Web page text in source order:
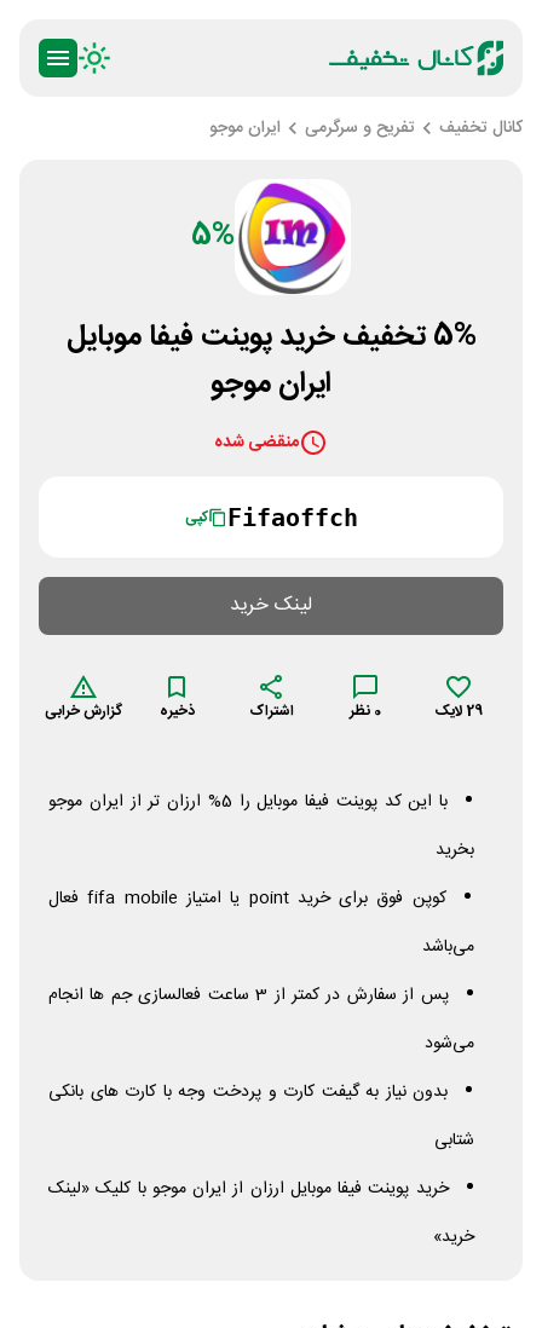
کانال تخفیف تفریح و سرگرمی ایران موجو
5%
5% تخفیف خرید پوینت فیفا موبایل
ایران موجو
منقضی شده
Fifaoffch کپی
لینک خرید
29 لایک 0 نظر اشتراک ذخیره گزارش خرابی
با این کد پوینت فیفا موبایل را 5% ارزان تر از ایران موجو
بخرید
کوپن فوق برای خریدpoint یا امتیاز fifa mobile
فعال
می‌باشد
پس از سفارش در کمتر از 3 ساعت فعالسازی جم ها انجام
‌می‌شود
بدون نیاز به گیفت کارت و پردخت وجه با کارت های بانکی
شتابی
خرید پوینت فیفا موبایل ارزان از ایران موجو با کلیک «لینک
خرید»